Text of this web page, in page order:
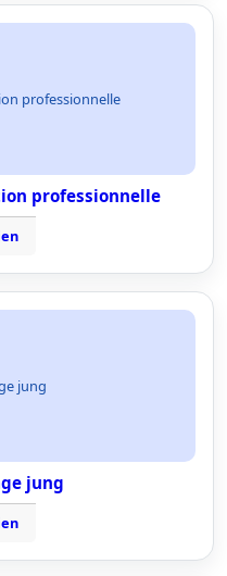
professionnelle
professionnelle
jung
jung